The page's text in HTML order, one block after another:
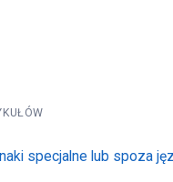
specjalne lub spoza